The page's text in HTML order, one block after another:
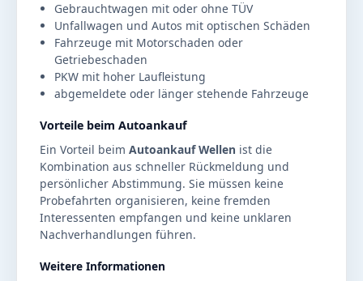
Gebrauchtwagen mit oder ohne TÜV
Unfallwagen und Autos mit optischen Schäden
Fahrzeuge mit Motorschaden oder
Getriebeschaden
PKW mit hoher Laufleistung
abgemeldete oder länger stehende Fahrzeuge
Vorteile beim Autoankauf
Ein Vorteil beim Autoankauf Wellen ist die
Kombination aus schneller Rückmeldung und
persönlicher Abstimmung. Sie müssen keine
Probefahrten organisieren, keine fremden
Interessenten empfangen und keine unklaren
Nachverhandlungen führen.
Weitere Informationen